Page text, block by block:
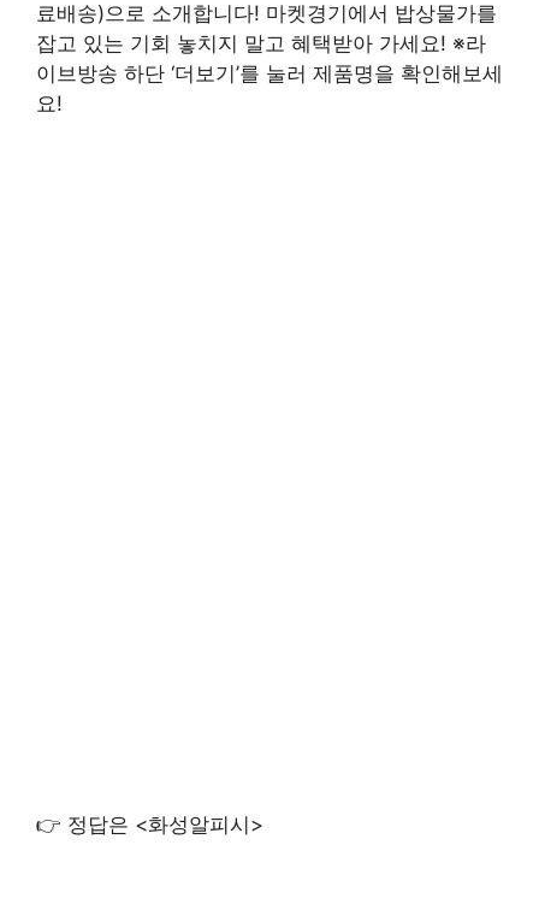
료배송)으로 소개합니다! 마켓경기에서 밥상물가를
잡고 있는 기회 놓치지 말고 혜택받아 가세요! ※라
이브방송 하단 ‘더보기’를 눌러 제품명을 확인해보세
요!
👉 정답은 <화성알피시>